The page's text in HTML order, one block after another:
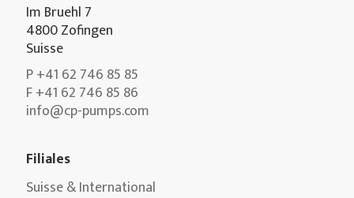
Im Bruehl 7
4800 Zofingen
Suisse
P +41 62 746 85 85
F +41 62 746 85 86
info@cp-pumps.com
Filiales
Suisse & International